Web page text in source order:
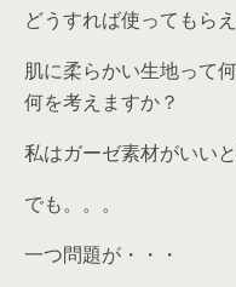
どうすれば使ってもら
肌に柔らかい生地って
何を考えますか？
私はガーゼ素材がいいと
でも。。。
一つ問題が・・・